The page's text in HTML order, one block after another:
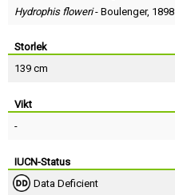
Hydrophis floweri- Boulenger, 1898
Storlek
139 cm
Vikt
-
IUCN-Status
Data Deficient